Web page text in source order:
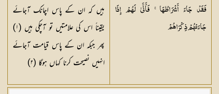
فَقَدْ جَاءَ أَشْرَاطُهَا ۚ فَأَنَّىٰ لَهُمْ إِذَا
جَاءَتْهُمْذِكْرَاهُمْ
ہیں کہ ان کے پاس اچانک آجائے
یقیناً اس کی علامتیں تو آچکی ہیں (١)
پھر جبکہ ان کے پاس قیامت آجائے
انہیں نصیحت کرنا کہاں ہوگا (٢)